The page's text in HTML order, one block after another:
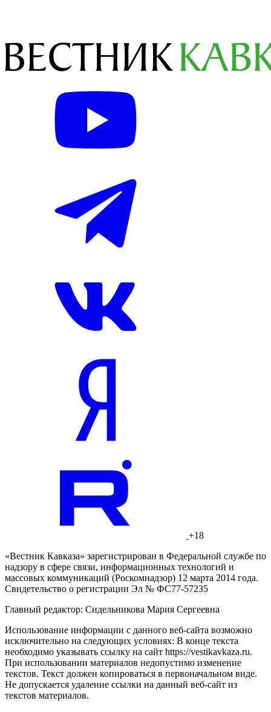
+18
«Вестник Кавказа» зарегистрирован в Федеральной службе по
надзору в сфере связи, информационных технологий и
массовых коммуникаций (Роскомнадзор) 12 марта 2014 года.
Свидетельство о регистрации Эл № ФС77-57235
Главный редактор: Сидельникова Мария Сергеевна
Использование информации с данного веб-сайта возможно
исключительно на следующих условиях: В конце текста
необходимо указывать ссылку на сайт https://vestikavkaza.ru.
При использовании материалов недопустимо изменение
текстов. Текст должен копироваться в первоначальном виде.
Не допускается удаление ссылки на данный веб-сайт из
текстов материалов.